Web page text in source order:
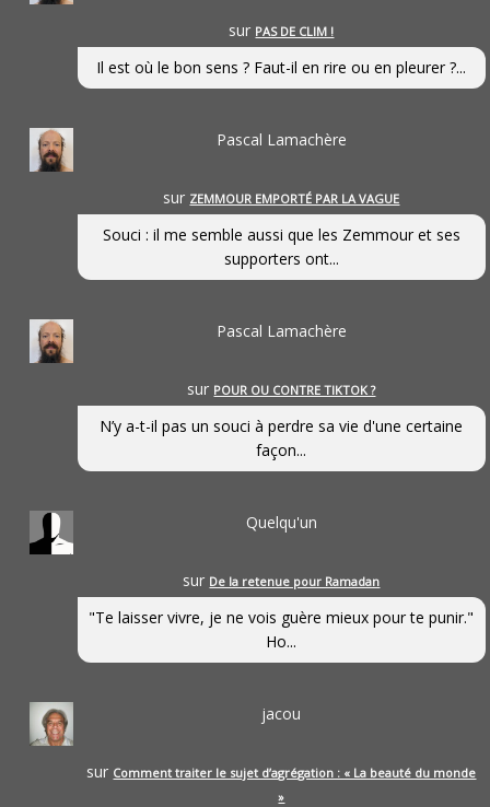
sur PAS DE CLIM !
Il est où le bon sens ? Faut-il en rire ou en pleurer ?...
Pascal Lamachère
sur ZEMMOUR EMPORTÉ PAR LA VAGUE
Souci : il me semble aussi que les Zemmour et ses
supporters ont...
Pascal Lamachère
sur POUR OU CONTRE TIKTOK ?
N’y a-t-il pas un souci à perdre sa vie d'une certaine
façon...
Quelqu'un
sur De la retenue pour Ramadan
"Te laisser vivre, je ne vois guère mieux pour te punir."
Ho...
jacou
sur Comment traiter le sujet d’agrégation : « La beauté du monde
»